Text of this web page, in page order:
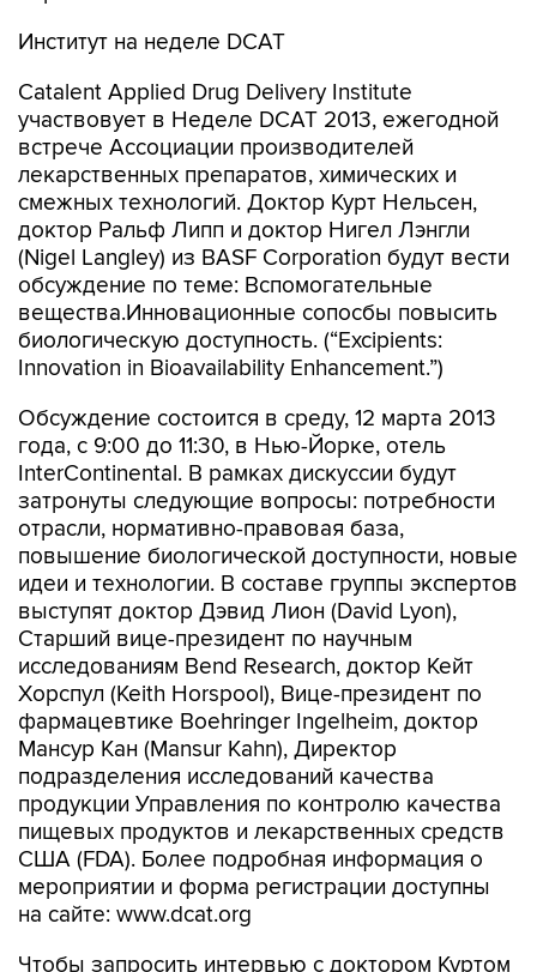
Институт на неделе DCAT
Catalent Applied Drug Delivery Institute
участвовует в Неделе DCAT 2013, ежегодной
встрече Ассоциации производителей
лекарственных препаратов, химических и
смежных технологий. Доктор Курт Нельсен,
доктор Ральф Липп и доктор Нигел Лэнгли
(Nigel Langley) из BASF Corporation будут вести
обсуждение по теме: Вспомогательные
вещества.Инновационные сопосбы повысить
биологическую доступность. (“Excipients:
Innovation in Bioavailability Enhancement.”)
Обсуждение состоится в среду, 12 марта 2013
года, с 9:00 до 11:30, в Нью-Йорке, отель
InterContinental. В рамках дискуссии будут
затронуты следующие вопросы: потребности
отрасли, нормативно-правовая база,
повышение биологической доступности, новые
идеи и технологии. В составе группы экспертов
выступят доктор Дэвид Лион (David Lyon),
Старший вице-президент по научным
исследованиям Bend Research, доктор Кейт
Хорспул (Keith Horspool), Вице-президент по
фармацевтике Boehringer Ingelheim, доктор
Мансур Кан (Mansur Kahn), Директор
подразделения исследований качества
продукции Управления по контролю качества
пищевых продуктов и лекарственных средств
США (FDA). Более подробная информация о
мероприятии и форма регистрации доступны
на сайте: www.dcat.org
Чтобы запросить интервью с доктором Куртом